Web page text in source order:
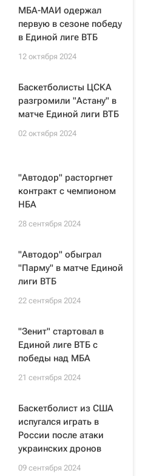
МБА-МАИ одержал
первую в сезоне победу
в Единой лиге ВТБ
12 октября 2024
Баскетболисты ЦСКА
разгромили "Астану" в
матче Единой лиги ВТБ
02 октября 2024
"Автодор" расторгнет
контракт с чемпионом
НБА
28 сентября 2024
"Автодор" обыграл
"Парму" в матче Единой
лиги ВТБ
22 сентября 2024
"Зенит" стартовал в
Единой лиге ВТБ с
победы над МБА
21 сентября 2024
Баскетболист из США
испугался играть в
России после атаки
украинских дронов
09 сентября 2024